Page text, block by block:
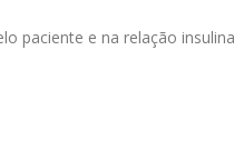
paciente e na relação